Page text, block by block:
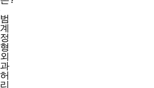
범
계
정
형
외
과
허
리